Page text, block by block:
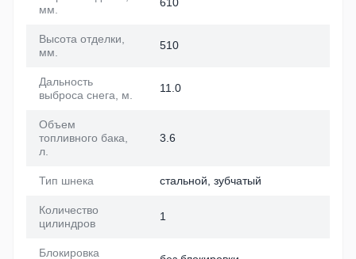
мм.
Высота отделки,
мм.
510
Дальность
выброса снега, м.
11.0
Объем
топливного бака,
л.
3.6
Тип шнека стальной, зубчатый
Количество
цилиндров
1
Блокировка